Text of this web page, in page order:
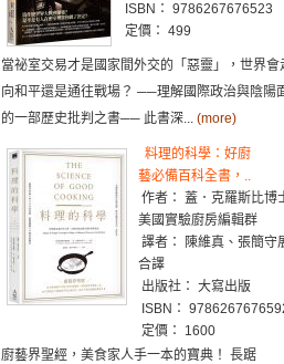
ISBN： 9786267676523
定價： 499
當祕室交易才是國家間外交的「惡靈」，世界會
向和平還是通往戰場？ ──理解國際政治與陰陽
的一部歷史批判之書── 此書深... (more)
料理的科學：好廚
藝必備百科全書，..
作者： 蓋．克羅斯比博
美國實驗廚房編輯群
譯者： 陳維真、張簡守
合譯
出版社： 大寫出版
ISBN：
定價： 1600
廚藝界聖經，美食家人手一本的寶典！ 長踞